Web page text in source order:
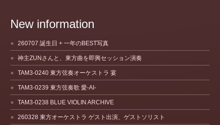
New information
260707 誕生日 + 一年のBEST写真
神主ZUNさんと、東方曲を即興セッション演奏
TAM3-0240 東方弦奏オーケストラ 宴
TAM3-0239 東方弦奏歌 愛-AI-
TAM3-0238 BLUE VIOLIN ARCHIVE
260328 東方オーケストラ ゲスト出演、ゲストソリスト